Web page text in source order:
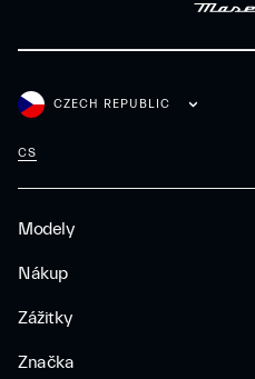
Modely
Nákup
Zážitky
Značka
CZECH REPUBLIC
CS